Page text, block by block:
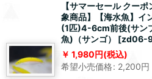
【サマーセール クー
象商品】【海水魚】イ
(1匹)4-6cm前後(サン
魚)（サンゴ）
[zd06-
1,980円(税込)
希望小売価格: 2,200円